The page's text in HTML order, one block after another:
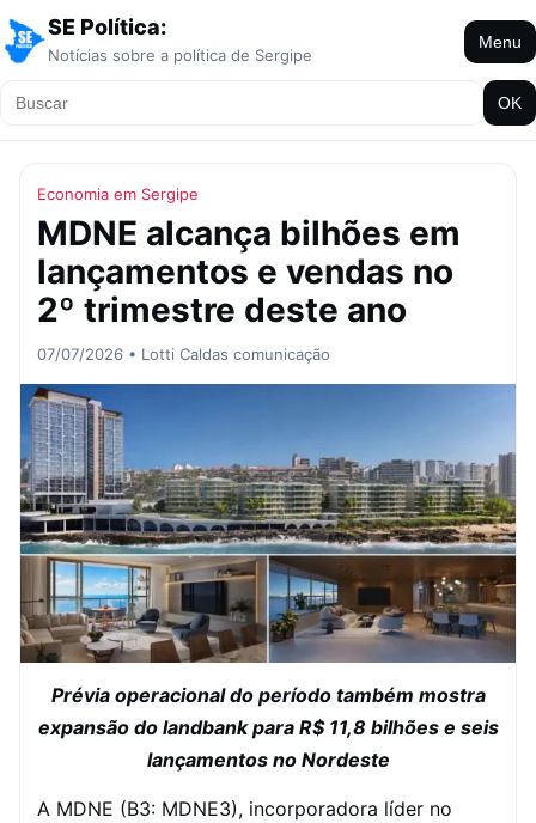
SE Política:
Notícias sobre a política de Sergipe
Menu
OK
Economia em Sergipe
MDNE alcança bilhões em
lançamentos e vendas no
2º trimestre deste ano
07/07/2026 • Lotti Caldas comunicação
Prévia operacional do período também mostra
expansão do landbank para R$ 11,8 bilhões e seis
lançamentos no Nordeste
A MDNE (B3: MDNE3), incorporadora líder no